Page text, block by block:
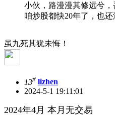
小伙，路漫漫其修远兮，
咱炒股都快20年了，也
虽九死其犹未悔！
13# lizhen
2024-5-1 19:11:01
2024年4月 本月无交易